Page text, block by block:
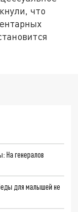
что
На генералов
для малышей не